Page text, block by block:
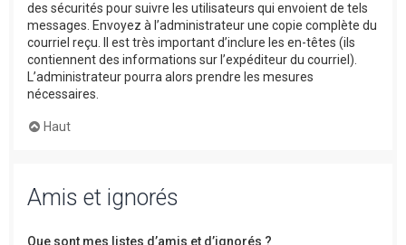
des sécurités pour suivre les utilisateurs qui envoient de tels
messages. Envoyez à l’administrateur une copie complète du
courriel reçu. Il est très important d’inclure les en-têtes (ils
contiennent des informations sur l’expéditeur du courriel).
L’administrateur pourra alors prendre les mesures
nécessaires.
Haut
Amis et ignorés
Que sont mes listes d’amis et d’ignorés ?